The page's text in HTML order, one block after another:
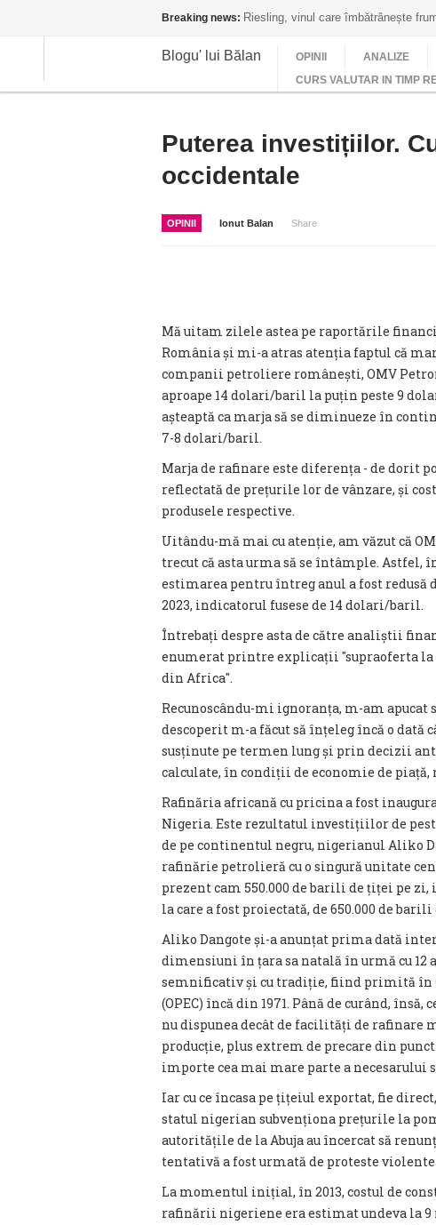
Breaking news: Riesling, vinul care îmbătrânește
Blogu' lui Bălan OPINII ANALIZE
CURS VALUTAR IN TIMP
Puterea investițiilor.
occidentale
OPINII Ionut Balan Share
Mă uitam zilele astea pe raportările
România și mi-a atras atenția faptul că
companii petroliere românești, OMV
aproape 14 dolari/baril la puțin peste 9
așteaptă ca marja să se diminueze în
7-8 dolari/baril.
Marja de rafinare este diferența - de dorit
reflectată de prețurile lor de vânzare, și
produsele respective.
Uitându-mă mai cu atenție, am văzut că
trecut că asta urma să se întâmple. Astfel,
estimarea pentru întreg anul a fost
2023, indicatorul fusese de 14 dolari/baril.
Întrebați despre asta de către analiștii
enumerat printre explicații ″supraoferta
din Africa″.
Recunoscându-mi ignoranța, m-am apucat
descoperit m-a făcut să înțeleg încă o
susținute pe termen lung și prin decizii
calculate, în condiții de economie de piață,
Rafinăria africană cu pricina a fost
Nigeria. Este rezultatul investițiilor de
de pe continentul negru, nigerianul Aliko
rafinărie petrolieră cu o singură unitate
prezent cam 550.000 de barili de țiței pe
la care a fost proiectată, de 650.000 de
Aliko Dangote și-a anunțat prima dată
dimensiuni în țara sa natală în urmă cu 12
semnificativ și cu tradiție, fiind primită în
(OPEC) încă din 1971. Până de curând,
nu dispunea decât de facilități de rafinare
producție, plus extrem de precare din
importe cea mai mare parte a necesarului
Iar cu ce încasa pe țițeiul exportat, fie
statul nigerian subvenționa prețurile la
autoritățile de la Abuja au încercat să
tentativă a fost urmată de proteste violente
La momentul inițial, în 2013, costul de
rafinării nigeriene era estimat undeva la